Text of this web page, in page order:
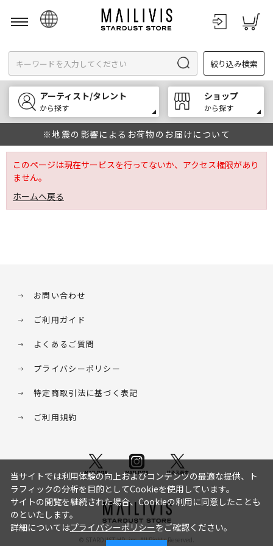
English
한국어
中文
絞り込み検索
アーティスト/タレント
から探す
ショップ
から探す
※地震の影響によるお荷物のお届けについて
このページは現在サービスを行ってないか、アクセス権限があり
ません。
ホームへ戻る
お問い合わせ
ご利用ガイド
よくあるご質問
プライバシーポリシー
特定商取引法に基づく表記
ご利用規約
© STARDUST HD. inc. All Rights Reserved.
当サイトでは利用体験の向上およびコンテンツの最適な提供、ト
ラフィックの分析を目的としてCookieを使用しています。
サイトの閲覧を継続された場合、Cookieの利用に同意したことも
のといたします。
詳細についてはプライバシーポリシーをご確認ください。